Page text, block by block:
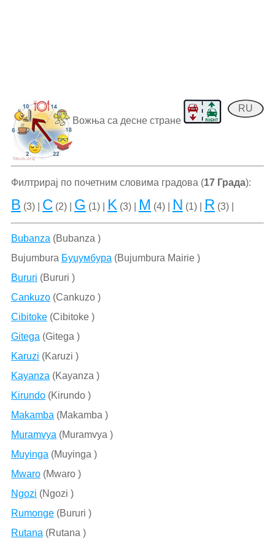
RU
Вожња са десне стране
Филтрирај по почетним словима градова (17 Града):
B (3) | C (2) | G (1) | K (3) | M (4) | N (1) | R (3) |
Bubanza (Bubanza )
Bujumbura Буџумбура (Bujumbura Mairie )
Bururi (Bururi )
Cankuzo(Cankuzo )
Cibitoke(Cibitoke )
Gitega (Gitega )
Karuzi (Karuzi )
Kayanza (Kayanza )
Kirundo(Kirundo )
Makamba (Makamba )
Muramvya (Muramvya )
Muyinga (Muyinga )
Mwaro(Mwaro )
Ngozi (Ngozi )
Rumonge(Bururi )
Rutana (Rutana )